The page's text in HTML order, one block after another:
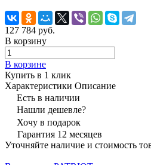
127 784 руб.
В корзину
В корзине
Купить в 1 клик
Характеристики Описание
Есть в наличии
Нашли дешевле?
Хочу в подарок
Гарантия 12 месяцев
Уточняйте наличие и стоимость